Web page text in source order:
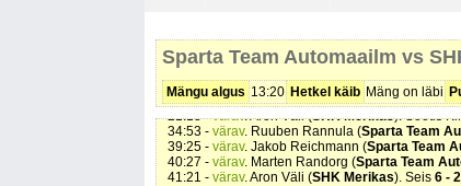
Sparta Team Automaailm vs
Mängu algus 13:20 Hetkel käib Mäng on läbi
00:20 -
05:26 -värav. Holger Rannula (Sparta Team
11:06 -värav. Jakob Reichmann (Sparta Team
21:13 -värav. Aron Väli (SHK Merikas). Söötis
34:53 - värav. Ruuben Rannula (Sparta Team
39:25 - värav. Jakob Reichmann (Sparta Team
40:27 - värav. Marten Randorg (Sparta Team
41:21 - värav. Aron Väli (SHK Merikas). Seis 6 - 2